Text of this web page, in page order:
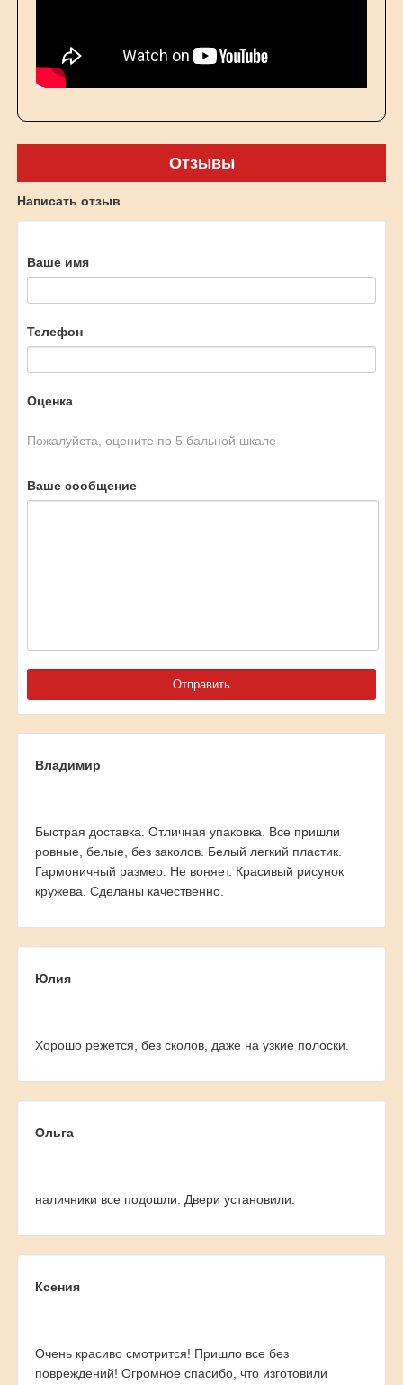
Отзывы
Написать отзыв
Ваше имя
Телефон
Оценка
Пожалуйста, оцените по 5 бальной шкале
Ваше сообщение
Владимир
Быстрая доставка. Отличная упаковка. Все пришли
ровные, белые, без заколов. Белый легкий пластик.
Гармоничный размер. Не воняет. Красивый рисунок
кружева. Сделаны качественно.
Юлия
Хорошо режется, без сколов, даже на узкие полоски.
Ольга
наличники все подошли. Двери установили.
Ксения
Очень красиво смотрится! Пришло все без
повреждений! Огромное спасибо, что изготовили